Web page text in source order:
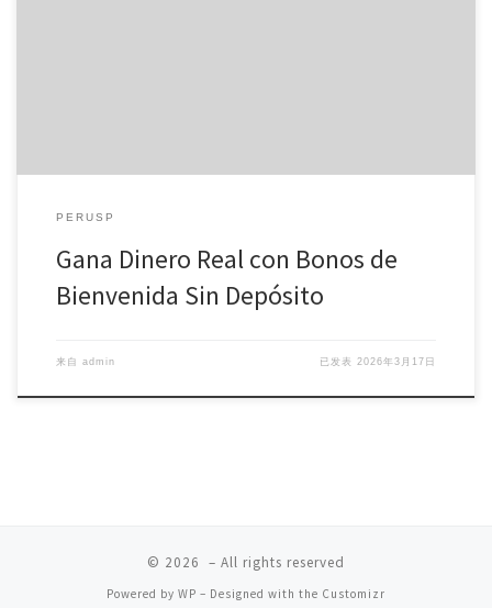
PERUSP
Gana Dinero Real con Bonos de
Bienvenida Sin Depósito
来自 admin 已发表2026年3月17日
© 2026 – All rights reserved
Powered by WP – Designed with the Customizr